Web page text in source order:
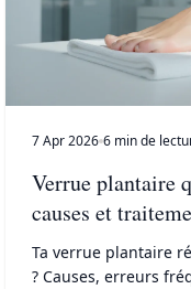
7 Apr 2026 6 min de
Verrue plantaire
causes et
Ta verrue plantaire
? Causes, erreurs